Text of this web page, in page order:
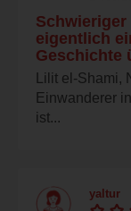
eigentlich
Geschichte
Lilit el-
Einwanderer
ist...
yaltur